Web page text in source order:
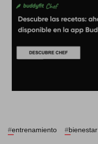
#entrenamiento #bienestar